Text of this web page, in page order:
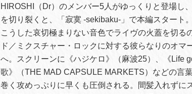
HIROSHI（Dr）のメンバー5人がゆっくりと登場し
を切り裂くと、「寂寞 -sekibaku-」で本編スタート
こうした哀切極まりない音色でライヴの火蓋を切る
ド／ミクスチャー・ロックに対する彼らなりのオマ
へ。スクリーンに《ハジケロ》（麻波25）、《Life
歌》（THE MAD CAPSULE MARKETS）などの言
巻く攻めっぷりに早くも圧倒される。間髪入れず